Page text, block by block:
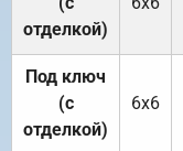
отделкой)
Под ключ
(с
отделкой)
6х6